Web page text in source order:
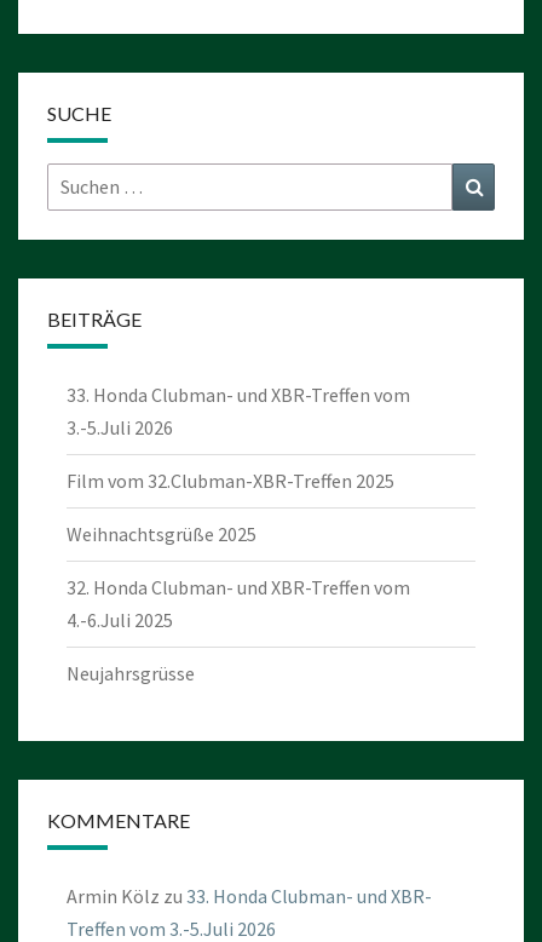
SUCHE
Suchen
nach:
BEITRÄGE
33. Honda Clubman- und XBR-Treffen vom
3.-5.Juli 2026
Film vom 32.Clubman-XBR-Treffen 2025
Weihnachtsgrüße 2025
32. Honda Clubman- und XBR-Treffen vom
4.-6.Juli 2025
Neujahrsgrüsse
KOMMENTARE
Armin Kölz zu 33. Honda Clubman- und XBR-
Treffen vom 3.-5.Juli 2026